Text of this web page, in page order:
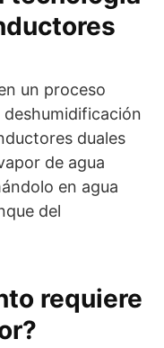
un proceso
duales
de agua
en agua
del
requiere